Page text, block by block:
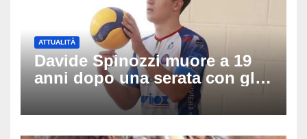
ATTUALITÀ
Davide Spinozzi muore a 19
anni dopo una serata con gli
amici: il mistero dello
schianto senza frenata